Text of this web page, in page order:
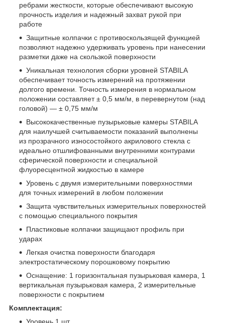
ребрами жесткости, которые обеспечивают высокую
прочность изделия и надежный захват рукой при
работе
Защитные колпачки с противоскользящей функцией
позволяют надежно удерживать уровень при нанесении
разметки даже на скользкой поверхности
Уникальная технология сборки уровней STABILA
обеспечивает точность измерений на протяжении
долгого времени. Точность измерения в нормальном
положении составляет ± 0,5 мм/м, в перевернутом (над
головой) — ± 0,75 мм/м
Высококачественные пузырьковые камеры STABILA
для наилучшей считываемости показаний выполнены
из прозрачного износостойкого акрилового стекла с
идеально отшлифованными внутренними контурами
сферической поверхности и специальной
флуоресцентной жидкостью в камере
Уровень с двумя измерительными поверхностями
для точных измерений в любом положении
Защита чувствительных измерительных поверхностей
с помощью специального покрытия
Пластиковые колпачки защищают профиль при
ударах
Легкая очистка поверхности благодаря
электростатическому порошковому покрытию
Оснащение: 1 горизонтальная пузырьковая камера, 1
вертикальная пузырьковая камера, 2 измерительные
поверхности с покрытием
Комплектация:
Уровень 1 шт.